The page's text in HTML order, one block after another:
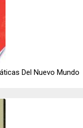
Del Nuevo Mundo